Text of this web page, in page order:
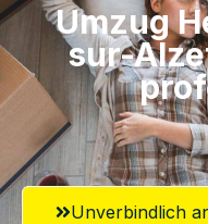
Umzug
sur-
Unverbindlich